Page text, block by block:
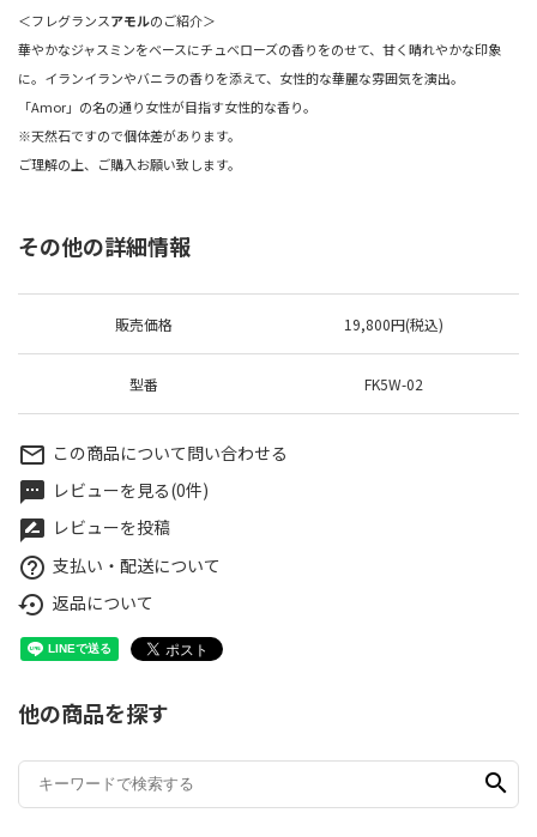
＜フレグランスアモルのご紹介＞
華やかなジャスミンをベースにチュベローズの香りをのせて、甘く晴れやかな印象
に。イランイランやバニラの香りを添えて、女性的な華麗な雰囲気を演出。
「Amor」の名の通り女性が目指す女性的な香り。
※天然石ですので個体差があります。
ご理解の上、ご購入お願い致します。
その他の詳細情報
販売価格 19,800円(税込)
型番 FK5W-02
mail_outline この商品について問い合わせる
textsms レビューを見る(0件)
rate_review レビューを投稿
help_outline 支払い・配送について
settings_backup_restore 返品について
他の商品を探す
search